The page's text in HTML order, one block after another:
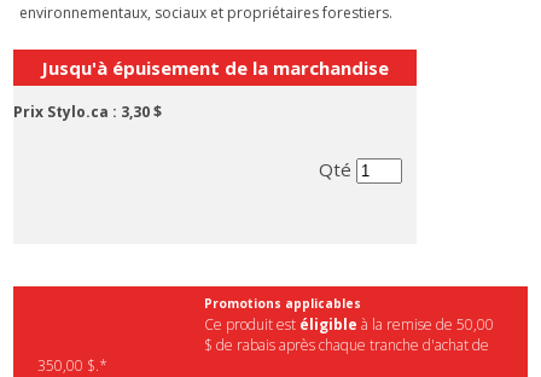
environnementaux, sociaux et propriétaires forestiers.
Jusqu'à épuisement de la marchandise
Prix Stylo.ca : 3,30 $
Qté
Promotions applicables
Ce produit est éligible à la remise de 50,00
$ de rabais après chaque tranche d'achat de
350,00 $.*